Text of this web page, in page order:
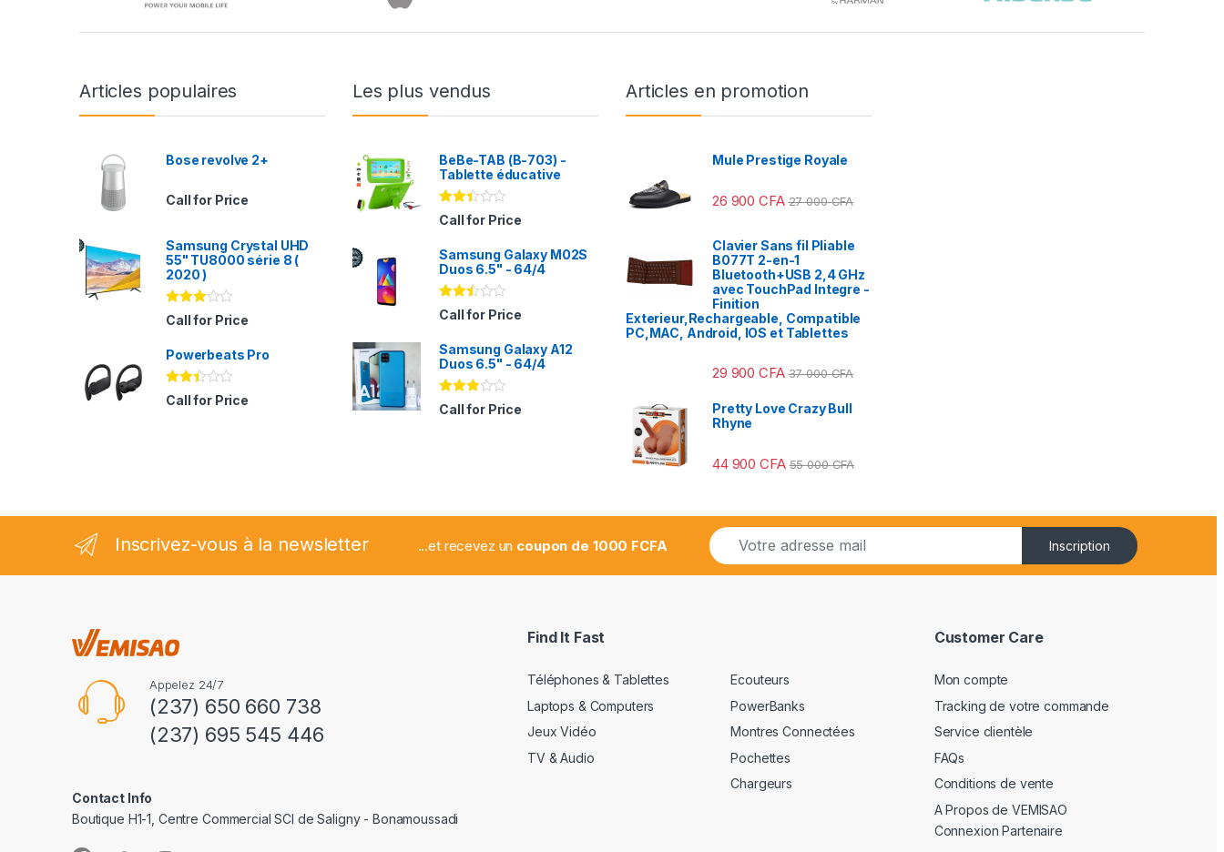
Articles populaires
Bose revolve 2+
Call for Price
Samsung Crystal UHD
55" TU8000 série 8 (
2020 )
Note
2.94
Call for Price
Powerbeats Pro
Note
2.35
Call for Price
Les plus vendus
BeBe-TAB (B-703) -
Tablette éducative
Note
2.31
5
Call for Price
Samsung Galaxy M02S
Duos 6.5" - 64/4
Note
2.41
5
Call for Price
Samsung Galaxy A12
Duos 6.5" - 64/4
Note
2.78
Call for Price
Articles en promotion
Mule Prestige Royale
26 900CFA 27 000CFA
Clavier Sans fil Pliable
B077T 2-en-1
Bluetooth+USB 2,4 GHz
avec TouchPad Integre -
Finition
Exterieur,Rechargeable, Compatible
PC,MAC, Android, IOS et Tablettes
29 900CFA 37 000CFA
Pretty Love Crazy Bull
Rhyne
44 900CFA 55 000CFA
Inscrivez-vous à la newsletter ...et recevez un coupon de 1000 FCFA
E
m
a
Inscription
Appelez 24/7
(237) 650 660 738
(237) 695 545 446
Contact Info
Boutique H1-1, Centre Commercial SCI de Saligny - Bonamoussadi
Find It Fast
Téléphones & Tablettes
Laptops & Computers
Jeux Vidéo
TV & Audio
Ecouteurs
PowerBanks
Montres Connectées
Pochettes
Chargeurs
Customer Care
Mon compte
Tracking de votre commande
Service clientèle
FAQs
Conditions de vente
A Propos de VEMISAO
Connexion Partenaire